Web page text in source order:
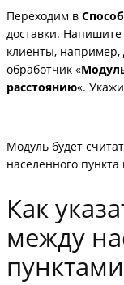
Переходим в
доставки. Напишите
клиенты, например,
обработчик «
расстоянию«.
Модуль будет
населенного пункта
Как
между
пунктами